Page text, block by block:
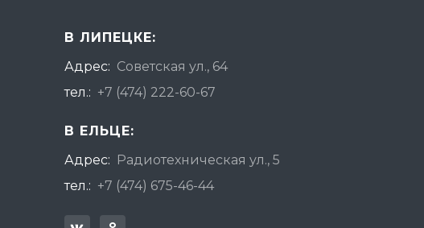
В ЛИПЕЦКЕ:
Адрес: Советская ул., 64
тел.: +7 (474) 222-60-67
В ЕЛЬЦЕ:
Адрес:
Радиотехническая ул., 5
тел.: +7 (474) 675-46-44